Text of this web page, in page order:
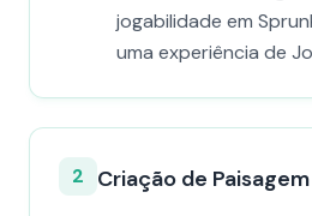
jogabilidade em
uma experiência de
2 Criação de